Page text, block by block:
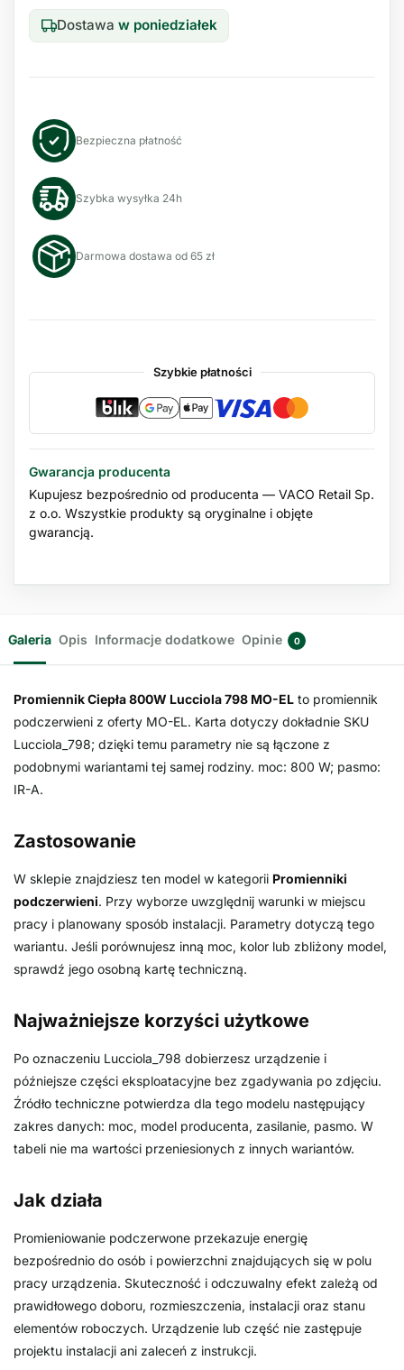
Dostawa w poniedziałek
Bezpieczna płatność
Szybka wysyłka 24h
Darmowa dostawa od 65 zł
Szybkie płatności
Gwarancja producenta
Kupujesz bezpośrednio od producenta — VACO Retail Sp.
z o.o. Wszystkie produkty są oryginalne i objęte
gwarancją.
Galeria Opis Informacje dodatkowe Opinie 0
Promiennik Ciepła 800W Lucciola 798 MO-EL to promiennik
podczerwieni z oferty MO-EL. Karta dotyczy dokładnie SKU
Lucciola_798; dzięki temu parametry nie są łączone z
podobnymi wariantami tej samej rodziny. moc: 800 W; pasmo:
IR-A.
Zastosowanie
W sklepie znajdziesz ten model w kategorii Promienniki
podczerwieni. Przy wyborze uwzględnij warunki w miejscu
pracy i planowany sposób instalacji. Parametry dotyczą tego
wariantu. Jeśli porównujesz inną moc, kolor lub zbliżony model,
sprawdź jego osobną kartę techniczną.
Najważniejsze korzyści użytkowe
Po oznaczeniu Lucciola_798 dobierzesz urządzenie i
późniejsze części eksploatacyjne bez zgadywania po zdjęciu.
Źródło techniczne potwierdza dla tego modelu następujący
zakres danych: moc, model producenta, zasilanie, pasmo. W
tabeli nie ma wartości przeniesionych z innych wariantów.
Jak działa
Promieniowanie podczerwone przekazuje energię
bezpośrednio do osób i powierzchni znajdujących się w polu
pracy urządzenia. Skuteczność i odczuwalny efekt zależą od
prawidłowego doboru, rozmieszczenia, instalacji oraz stanu
elementów roboczych. Urządzenie lub część nie zastępuje
projektu instalacji ani zaleceń z instrukcji.